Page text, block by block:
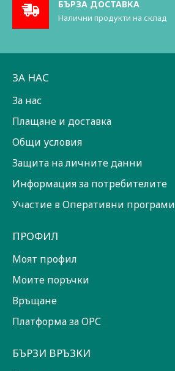
БЪРЗА ДОСТАВКА
Налични продукти на склад
ЗА НАС
За нас
Плащане и доставка
Общи условия
Защита на личните данни
Информация за потребителите
Участие в Оперативни програми
ПРОФИЛ
Моят профил
Моите поръчки
Връщане
Платформа за ОРС
БЪРЗИ ВРЪЗКИ